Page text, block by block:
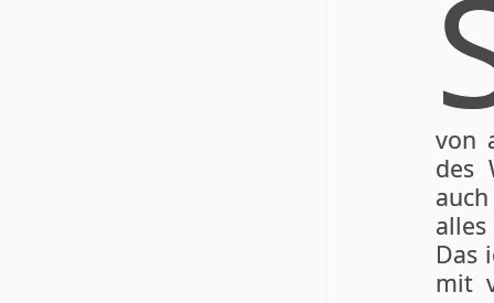
von
des
Das
mit